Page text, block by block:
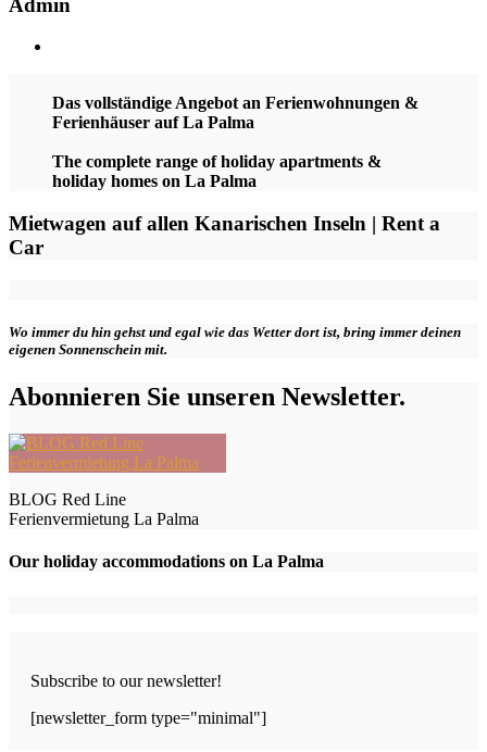
Das vollständige Angebot an Ferienwohnungen &
Ferienhäuser auf La Palma
The complete range of holiday apartments &
holiday homes on La Palma
Mietwagen auf allen Kanarischen Inseln | Rent a
Car
Wo immer du hin gehst und egal wie das Wetter dort ist, bring immer deinen
eigenen Sonnenschein mit.
Abonnieren Sie unseren Newsletter.
BLOG Red Line
Ferienvermietung La Palma
Our holiday accommodations on La Palma
Subscribe to our newsletter!
[newsletter_form type="minimal"]